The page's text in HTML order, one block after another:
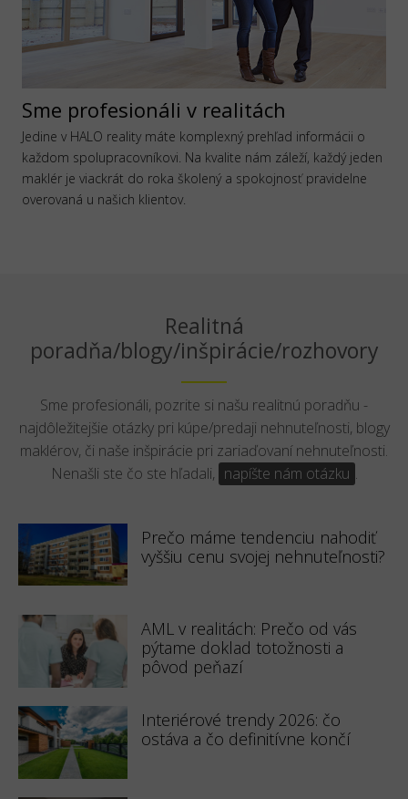
Sme profesionáli v realitách
Jedine v HALO reality máte komplexný prehľad informácii o
každom spolupracovníkovi. Na kvalite nám záleží, každý jeden
maklér je viackrát do roka školený a spokojnosť pravidelne
overovaná u našich klientov.
Realitná
poradňa/blogy/inšpirácie/rozhovory
Sme profesionáli, pozrite si našu realitnú poradňu -
najdôležitejšie otázky pri kúpe/predaji nehnuteľnosti, blogy
maklérov, či naše inšpirácie pri zariaďovaní nehnuteľnosti.
Nenašli ste čo ste hľadali, napíšte nám otázku .
Prečo máme tendenciu nahodiť
vyššiu cenu svojej nehnuteľnosti?
AML v realitách: Prečo od vás
pýtame doklad totožnosti a
pôvod peňazí
Interiérové trendy 2026: čo
ostáva a čo definitívne končí